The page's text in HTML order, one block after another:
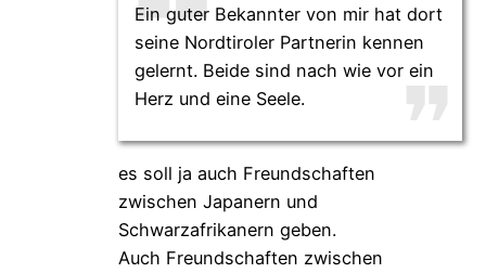
Ein guter Bekannter von mir hat dort
seine Nordtiroler Partnerin kennen
gelernt. Beide sind nach wie vor ein
Herz und eine Seele.
es soll ja auch Freundschaften
zwischen Japanern und
Schwarzafrikanern geben.
Auch Freundschaften zwischen